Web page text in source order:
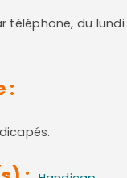
téléphone, du
: